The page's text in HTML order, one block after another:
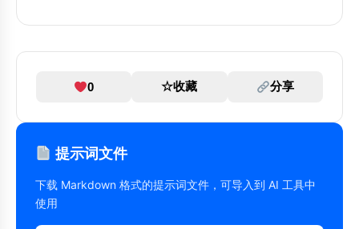
0 ☆收藏 分享
提示词文件
下载 Markdown 格式的提示词文件，可导入到 AI 工具中
使用